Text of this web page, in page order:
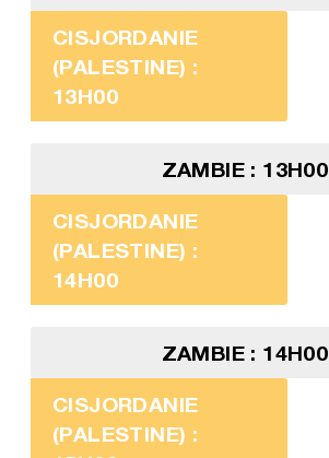
CISJORDANIE
(PALESTINE) :
13H00
ZAMBIE : 13H00
CISJORDANIE
(PALESTINE) :
14H00
ZAMBIE : 14H00
CISJORDANIE
(PALESTINE) :